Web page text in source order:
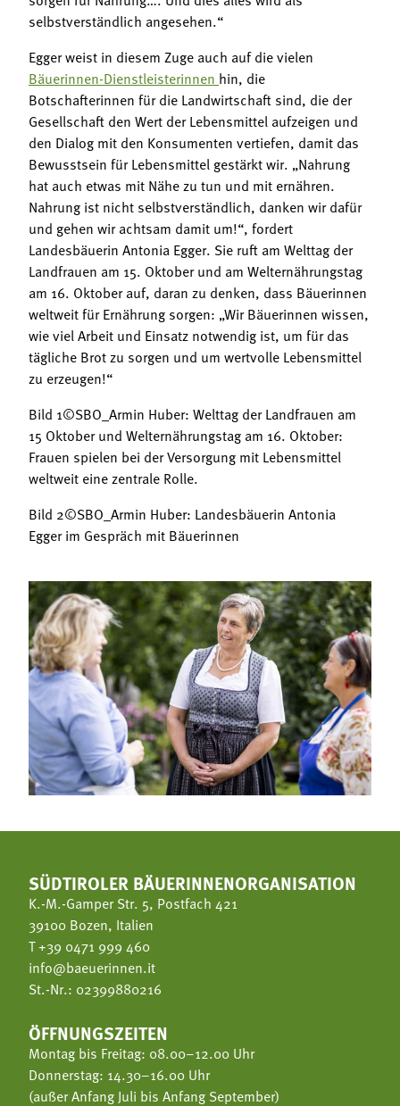
selbstverständlich angesehen.“
Egger weist in diesem Zuge auch auf die vielen
Bäuerinnen-Dienstleisterinnen hin, die
Botschafterinnen für die Landwirtschaft sind, die der
Gesellschaft den Wert der Lebensmittel aufzeigen und
den Dialog mit den Konsumenten vertiefen, damit das
Bewusstsein für Lebensmittel gestärkt wir. „Nahrung
hat auch etwas mit Nähe zu tun und mit ernähren.
Nahrung ist nicht selbstverständlich, danken wir dafür
und gehen wir achtsam damit um!“, fordert
Landesbäuerin Antonia Egger. Sie ruft am Welttag der
Landfrauen am 15. Oktober und am Welternährungstag
am 16. Oktober auf, daran zu denken, dass Bäuerinnen
weltweit für Ernährung sorgen: „Wir Bäuerinnen wissen,
wie viel Arbeit und Einsatz notwendig ist, um für das
tägliche Brot zu sorgen und um wertvolle Lebensmittel
zu erzeugen!“
Bild 1©SBO_Armin Huber: Welttag der Landfrauen am
15 Oktober und Welternährungstag am 16. Oktober:
Frauen spielen bei der Versorgung mit Lebensmittel
weltweit eine zentrale Rolle.
Bild 2©SBO_Armin Huber: Landesbäuerin Antonia
Egger im Gespräch mit Bäuerinnen
SÜDTIROLER BÄUERINNENORGANISATION
K.-M.-Gamper Str. 5, Postfach 421
39100 Bozen, Italien
T+39 0471 999 460
info@baeuerinnen.it
St.-Nr.: 02399880216
ÖFFNUNGSZEITEN
Montag bis Freitag: 08.00–12.00 Uhr
Donnerstag: 14.30–16.00 Uhr
(außer Anfang Juli bis Anfang September)